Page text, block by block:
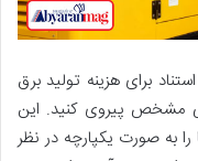
برای هزینه تولید برق
مشخص پیروی کنید. این
را به صورت یکپارچه در نظر